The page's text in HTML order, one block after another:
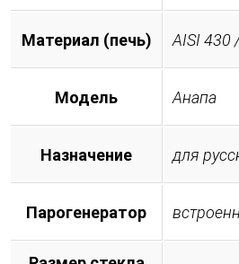
Материал (печь) AISI 430
Модель Анапа
Назначение для
Парогенератор